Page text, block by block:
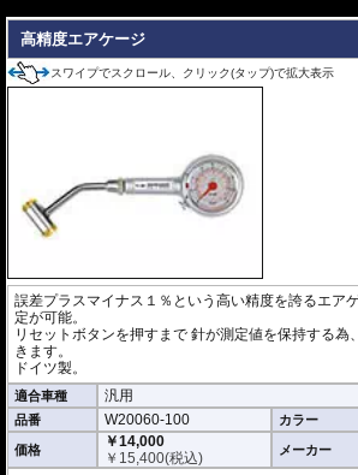
高精度エアケージ
スワイプでスクロール、クリック(タップ)で拡大表示
誤差プラスマイナス１％という高い精度を誇るエア
定が可能。
リセットボタンを押すまで 針が測定値を保持する為
きます。
ドイツ製。
適合車種 汎用
品番 W20060-100 カラー
価格
￥14,000
￥ 15,400(税込) メーカー